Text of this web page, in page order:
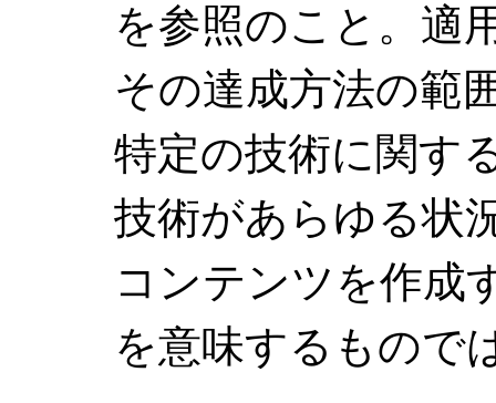
を参照のこと。適
その達成方法の範
特定の技術に関す
技術があらゆる状
コンテンツを作成
を意味するもので